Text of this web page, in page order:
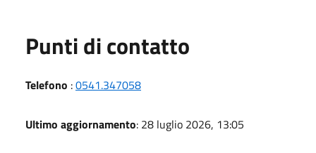
Punti di contatto
Telefono :0541.347058
Ultimo aggiornamento: 28 luglio 2026, 13:05